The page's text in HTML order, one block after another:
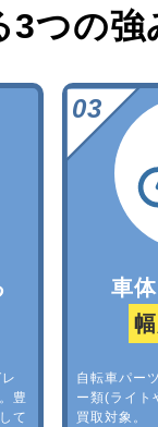
3つの強
豊
て
車
自転車パー
ー類(ライト
買取対象。